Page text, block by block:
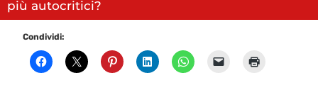
più autocritici?
Condividi: